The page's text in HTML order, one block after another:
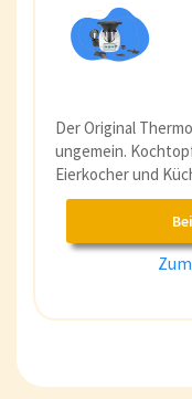
Der Original
ungemein.
Eierkocher und